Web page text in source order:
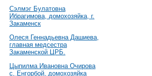
Сэлмэг Булатовна
Ибрагимова, домохозяйка, г.
Закаменск
Олеся Геннадьевна Дашиева,
главная медсестра
Закаменской ЦРБ.
Цыпилма Ивановна Очирова
с. Енгорбой, домохозяйка